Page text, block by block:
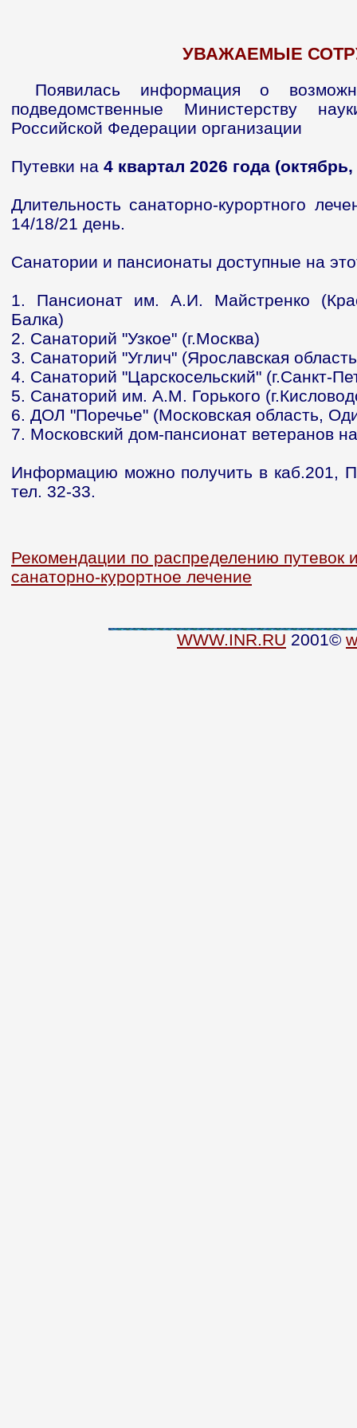
УВАЖАЕМЫЕ
Появилась информация о
подведомственные Министерству
Российской Федерации организации
Путевки на 4 квартал 2026 года
Длительность санаторно-курортного
14/18/21 день.
Санатории и пансионаты доступные на
1. Пансионат им. А.И. Майстренко
Балка)
2. Санаторий "Узкое" (г.Москва)
3. Санаторий "Углич" (Ярославская
4. Санаторий "Царскосельский" (г.Санкт-
5. Санаторий им. А.М. Горького
6. ДОЛ "Поречье" (Московская область,
7. Московский дом-пансионат ветеранов
Информацию можно получить в каб.201,
тел. 32-33.
Рекомендации по распределению путевок
санаторно-курортное лечение
WWW.INR.RU 2001©